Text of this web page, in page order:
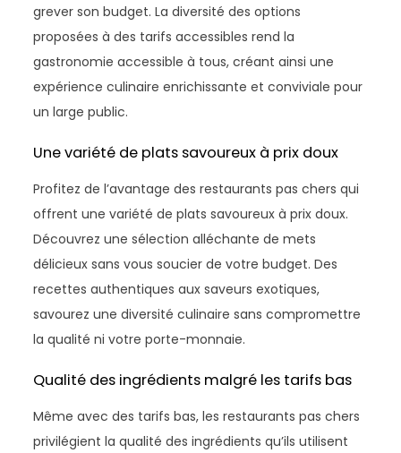
grever son budget. La diversité des options
proposées à des tarifs accessibles rend la
gastronomie accessible à tous, créant ainsi une
expérience culinaire enrichissante et conviviale pour
un large public.
Une variété de plats savoureux à prix doux
Profitez de l’avantage des restaurants pas chers qui
offrent une variété de plats savoureux à prix doux.
Découvrez une sélection alléchante de mets
délicieux sans vous soucier de votre budget. Des
recettes authentiques aux saveurs exotiques,
savourez une diversité culinaire sans compromettre
la qualité ni votre porte-monnaie.
Qualité des ingrédients malgré les tarifs bas
Même avec des tarifs bas, les restaurants pas chers
privilégient la qualité des ingrédients qu’ils utilisent